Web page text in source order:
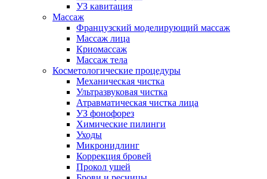
УЗ кавитация
Массаж
Французский моделирующий массаж
Массаж лица
Криомассаж
Массаж тела
Косметологические процедуры
Механическая чистка
Ультразвуковая чистка
Атравматическая чистка лица
УЗ фонофорез
Химические пилинги
Уходы
Микронидлинг
Коррекция бровей
Прокол ушей